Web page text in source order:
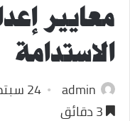
معايير
الاستدامة
admin 24 سبتمبر، 2024